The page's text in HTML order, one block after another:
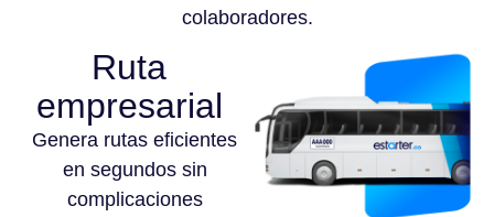
colaboradores.
Ruta
empresarial
Genera rutas eficientes
en segundos sin
complicaciones